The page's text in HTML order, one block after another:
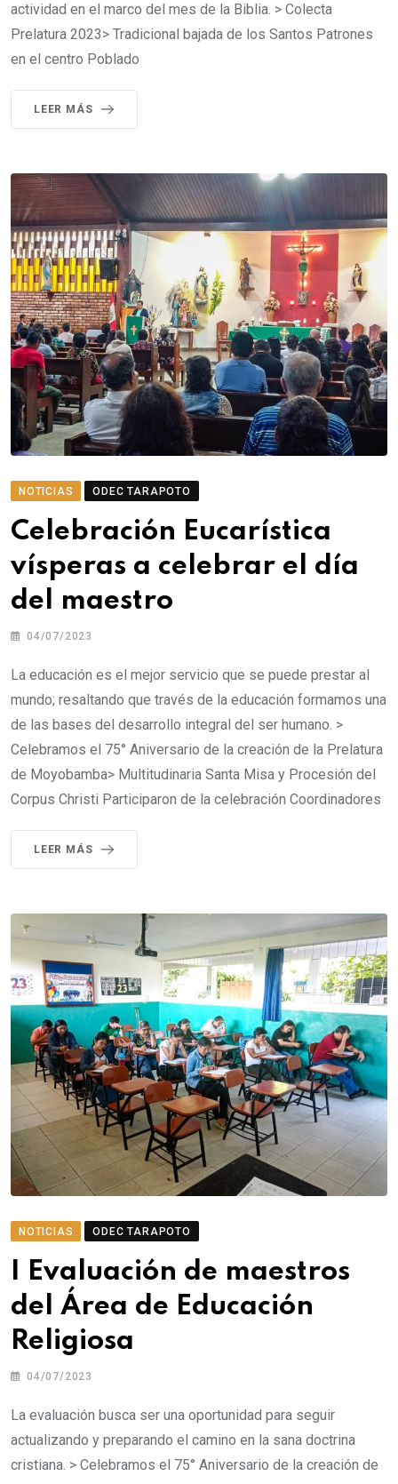
actividad en el marco del mes de la Biblia. > Colecta
Prelatura 2023> Tradicional bajada de los Santos Patrones
en el centro Poblado
LEER MÁS
NOTICIAS ODEC TARAPOTO
Celebración Eucarística
vísperas a celebrar el día
del maestro
04/07/2023
La educación es el mejor servicio que se puede prestar al
mundo; resaltando que través de la educación formamos una
de las bases del desarrollo integral del ser humano. >
Celebramos el 75° Aniversario de la creación de la Prelatura
de Moyobamba> Multitudinaria Santa Misa y Procesión del
Corpus Christi Participaron de la celebración Coordinadores
LEER MÁS
NOTICIAS ODEC TARAPOTO
I Evaluación de maestros
del Área de Educación
Religiosa
04/07/2023
La evaluación busca ser una oportunidad para seguir
actualizando y preparando el camino en la sana doctrina
cristiana. > Celebramos el 75° Aniversario de la creación de